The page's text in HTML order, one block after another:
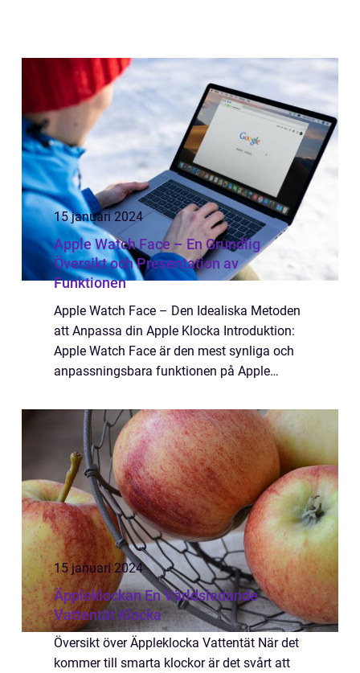
15 januari 2024
Apple Watch Face – En Grundlig
Översikt och Presentation av
Funktionen
Apple Watch Face – Den Idealiska Metoden
att Anpassa din Apple Klocka Introduktion:
Apple Watch Face är den mest synliga och
anpassningsbara funktionen på Apple
användare ge sin Apple Watch en
personlig...
15 januari 2024
Äppleklockan En Världsledande
Vattentät Klocka
Översikt över Äppleklocka Vattentät När det
kommer till smarta klockor är det svårt att